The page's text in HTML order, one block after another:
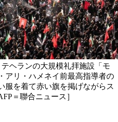
ヘランの大規模礼拝施設「モ
アリ・ハメネイ前最高指導者の
服を着て赤い旗を掲げながらス
＝聯合ニュース］